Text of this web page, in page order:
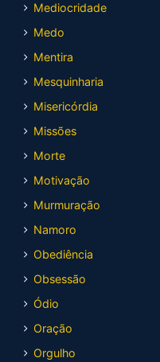
Mediocridade
Medo
Mentira
Mesquinharia
Misericórdia
Missões
Morte
Motivação
Murmuração
Namoro
Obediência
Obsessão
Ódio
Oração
Orgulho